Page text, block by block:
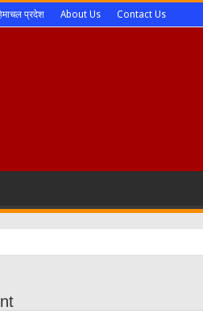
प्रदेश About Us Contact Us